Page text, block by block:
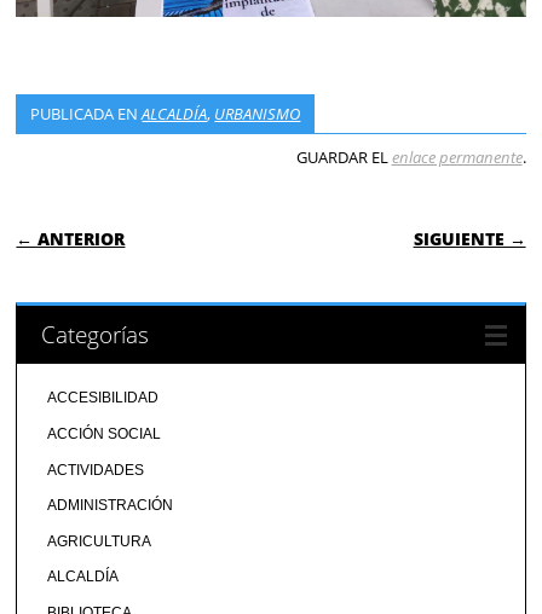
PUBLICADA ENALCALDÍA, URBANISMO
GUARDAR ELenlace permanente.
NAVEGACIÓN DE ENTRADAS
← ANTERIOR SIGUIENTE →
Categorías
ACCESIBILIDAD
ACCIÓN SOCIAL
ACTIVIDADES
ADMINISTRACIÓN
AGRICULTURA
ALCALDÍA